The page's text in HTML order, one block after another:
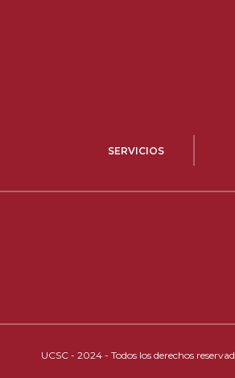
SERVICIOS
UCSC - 2024 - Todos los derechos